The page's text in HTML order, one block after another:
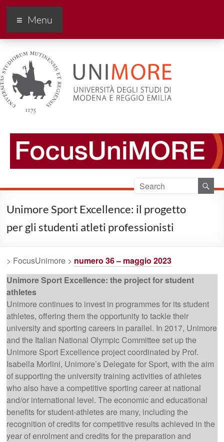
FocusUnimore
Menu
Unimore Sport Excellence: il progetto
per gli studenti atleti professionisti
> FocusUnimore > numero 36 – maggio 2023
Unimore Sport Excellence: the project for student
athletes
Unimore continues to invest in programmes for its student
athletes, offering them the opportunity to tackle their
university and sporting careers in parallel. In 2017, Unimore
and the Italian National Olympic Committee set up the
Unimore Sport Excellence project coordinated by Prof.
Isabella Morlini, Unimore’s Delegate for Sport, with the aim
of supporting the university training activities of athletes
who also have a competitive sporting career at national
and/or international level. The economic and educational
benefits for student-athletes are many, including the
recognition of credits for competitive results achieved in the
year of enrolment and credits for the preparation and